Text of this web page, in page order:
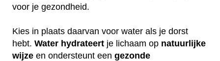
voor je gezondheid.
Kies in plaats daarvan voor water als je dorst
hebt. Water hydrateert je lichaam op natuurlijke
wijze en ondersteunt een gezonde